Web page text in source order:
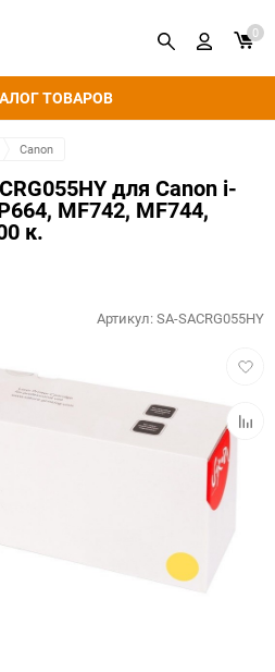
ТОВАРОВ
0
Canon
для Canon i-
MF742, MF744,
к.
к
Артикул:SA-SACRG055HY